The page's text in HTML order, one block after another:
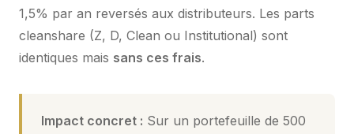
1,5% par an reversés aux distributeurs. Les parts
cleanshare (Z, D, Clean ou Institutional) sont
identiques mais sans ces frais.
Impact concret : Sur un portefeuille de 500